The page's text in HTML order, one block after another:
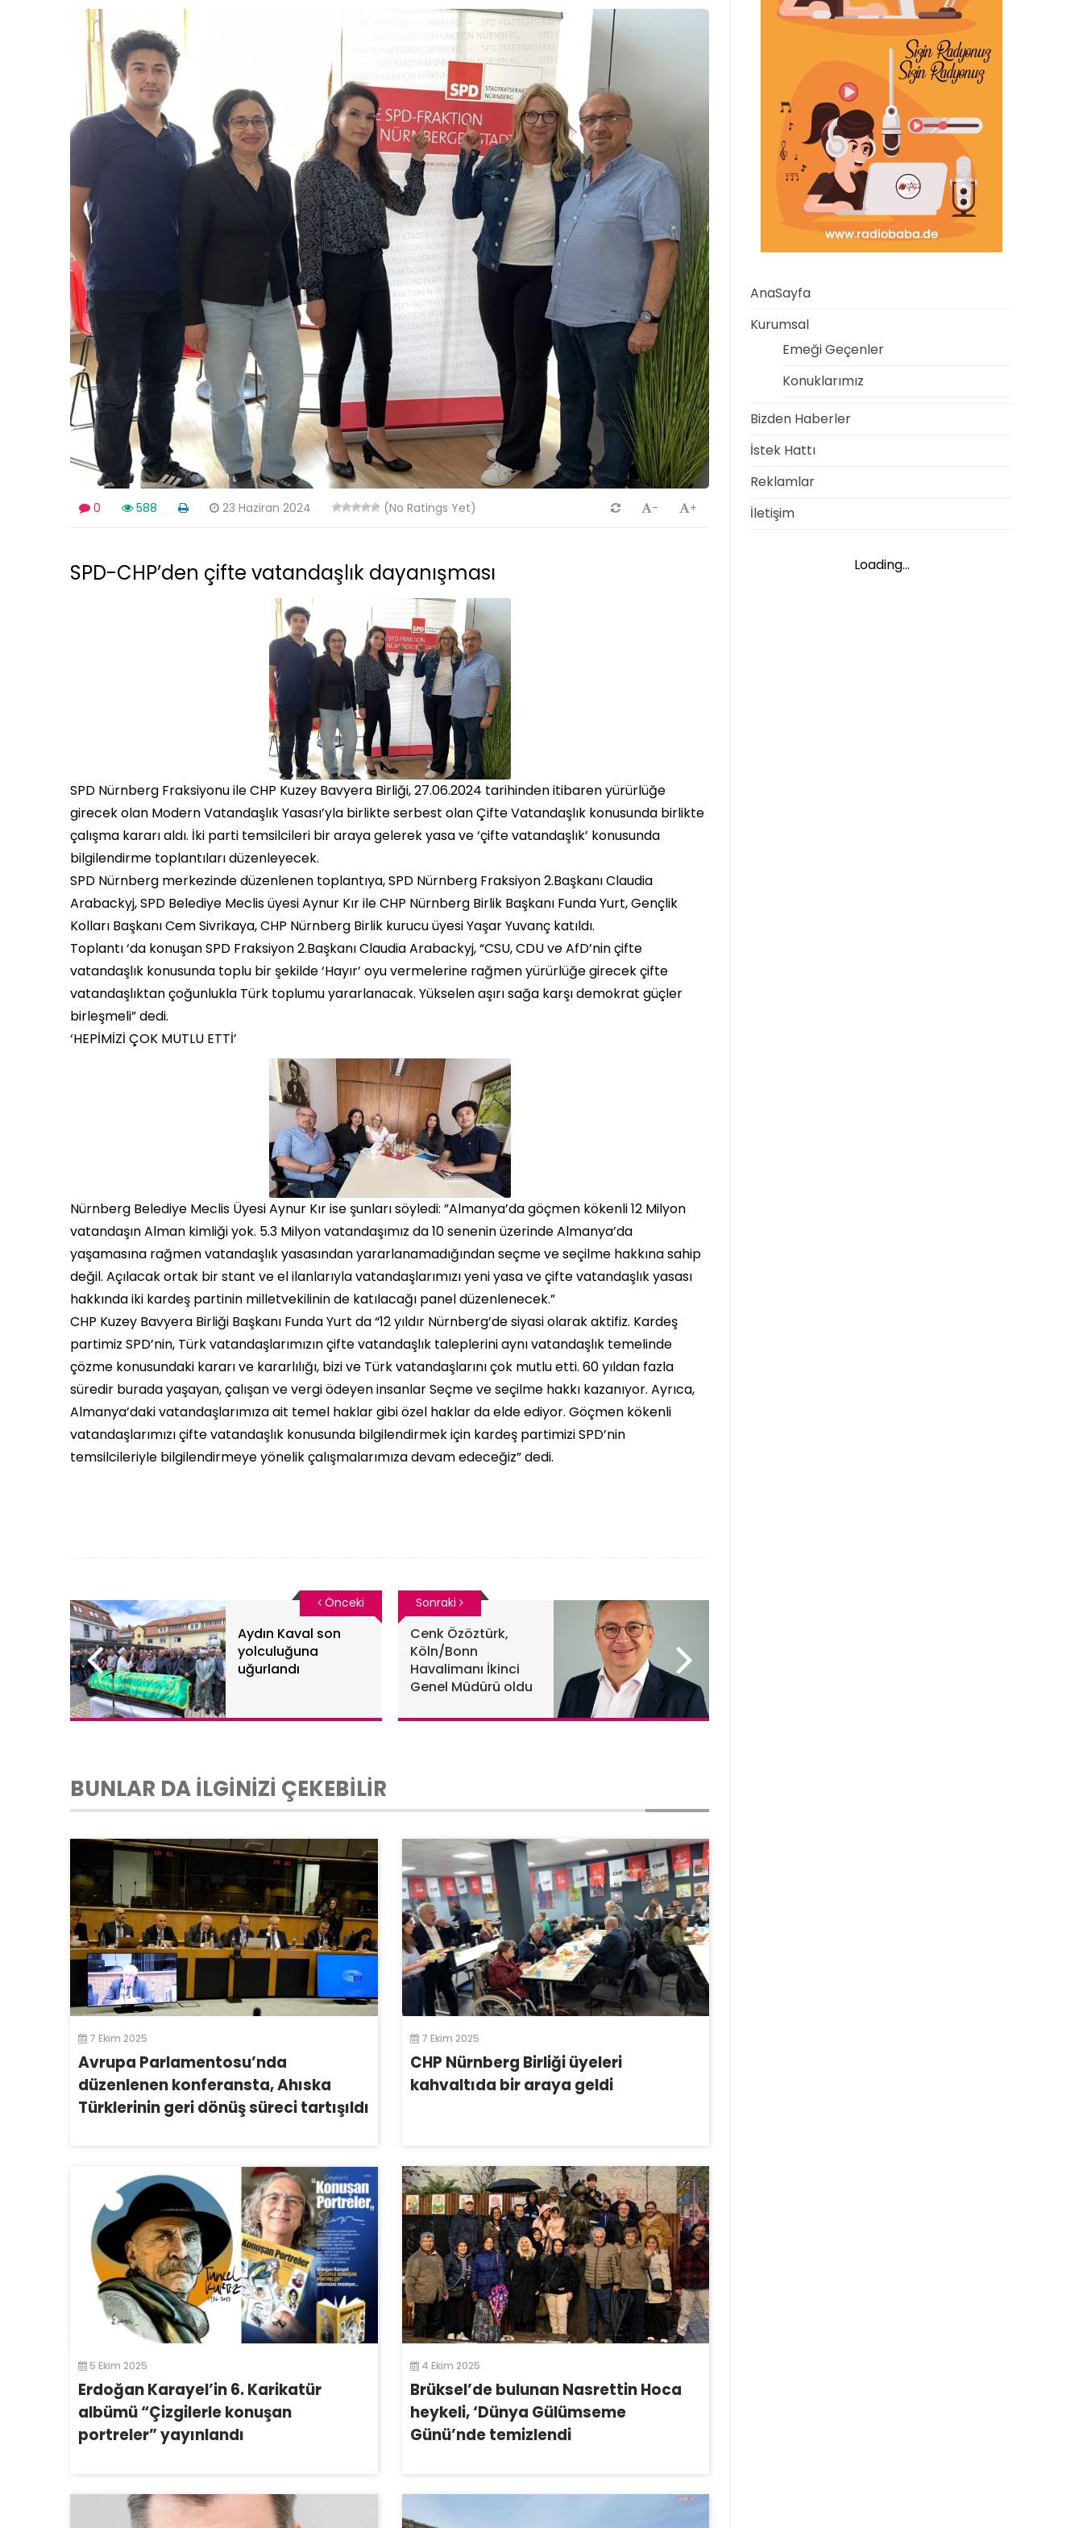
0 588 23 Haziran 2024 (No Ratings Yet) +
-
SPD-CHP’den çifte vatandaşlık dayanışması
SPD Nürnberg Fraksiyonu ile CHP Kuzey Bavyera Birliği, 27.06.2024 tarihinden itibaren yürürlüğe
girecek olan Modern Vatandaşlık Yasası’yla birlikte serbest olan Çifte Vatandaşlık konusunda birlikte
çalışma kararı aldı. İki parti temsilcileri bir araya gelerek yasa ve ‘çifte vatandaşlık’ konusunda
bilgilendirme toplantıları düzenleyecek.
SPD Nürnberg merkezinde düzenlenen toplantıya, SPD Nürnberg Fraksiyon 2.Başkanı Claudia
Arabackyj, SPD Belediye Meclis üyesi Aynur Kır ile CHP Nürnberg Birlik Başkanı Funda Yurt, Gençlik
Kolları Başkanı Cem Sivrikaya, CHP Nürnberg Birlik kurucu üyesi Yaşar Yuvanç katıldı.
Toplantı ‘da konuşan SPD Fraksiyon 2.Başkanı Claudia Arabackyj, “CSU, CDU ve AfD’nin çifte
vatandaşlık konusunda toplu bir şekilde ‘Hayır’ oyu vermelerine rağmen yürürlüğe girecek çifte
vatandaşlıktan çoğunlukla Türk toplumu yararlanacak. Yükselen aşırı sağa karşı demokrat güçler
birleşmeli” dedi.
‘HEPİMİZİ ÇOK MUTLU ETTİ’
Nürnberg Belediye Meclis Üyesi Aynur Kır ise şunları söyledi: ”Almanya’da göçmen kökenli 12 Milyon
vatandaşın Alman kimliği yok. 5.3 Milyon vatandaşımız da 10 senenin üzerinde Almanya’da
yaşamasına rağmen vatandaşlık yasasından yararlanamadığından seçme ve seçilme hakkına sahip
değil. Açılacak ortak bir stant ve el ilanlarıyla vatandaşlarımızı yeni yasa ve çifte vatandaşlık yasası
hakkında iki kardeş partinin milletvekilinin de katılacağı panel düzenlenecek.”
CHP Kuzey Bavyera Birliği Başkanı Funda Yurt da “12 yıldır Nürnberg’de siyasi olarak aktifiz. Kardeş
partimiz SPD’nin, Türk vatandaşlarımızın çifte vatandaşlık taleplerini aynı vatandaşlık temelinde
çözme konusundaki kararı ve kararlılığı, bizi ve Türk vatandaşlarını çok mutlu etti. 60 yıldan fazla
süredir burada yaşayan, çalışan ve vergi ödeyen insanlar Seçme ve seçilme hakkı kazanıyor. Ayrıca,
Almanya’daki vatandaşlarımıza ait temel haklar gibi özel haklar da elde ediyor. Göçmen kökenli
vatandaşlarımızı çifte vatandaşlık konusunda bilgilendirmek için kardeş partimizi SPD’nin
temsilcileriyle bilgilendirmeye yönelik çalışmalarımıza devam edeceğiz” dedi.
Aydın Kaval son
yolculuğuna
uğurlandı
Önceki
Cenk Özöztürk,
Köln/Bonn
Havalimanı İkinci
Genel Müdürü oldu
Sonraki
BUNLAR DA İLGİNİZİ ÇEKEBİLİR
7 Ekim 2025
Avrupa Parlamentosu’nda
düzenlenen konferansta, Ahıska
Türklerinin geri dönüş süreci tartışıldı
7 Ekim 2025
CHP Nürnberg Birliği üyeleri
kahvaltıda bir araya geldi
5 Ekim 2025
Erdoğan Karayel’in 6. Karikatür
albümü “Çizgilerle konuşan
portreler” yayınlandı
4 Ekim 2025
Brüksel’de bulunan Nasrettin Hoca
heykeli, ‘Dünya Gülümseme
Günü’nde temizlendi
AnaSayfa
Kurumsal
Emeği Geçenler
Konuklarımız
Bizden Haberler
İstek Hattı
Reklamlar
İletişim
Loading...